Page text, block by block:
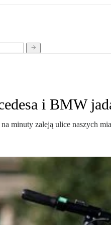
i BMW
minuty zaleją ulice naszych